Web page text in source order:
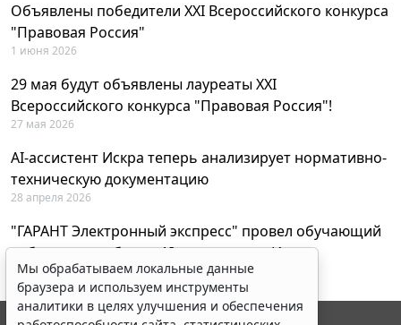
Объявлены победители XXI Всероссийского конкурса
"Правовая Россия"
1 июня 2026
29 мая будут объявлены лауреаты XXI
Всероссийского конкурса "Правовая Россия"!
27 мая 2026
AI-ассистент Искра теперь анализирует нормативно-
техническую документацию
28 апреля 2026
"ГАРАНТ Электронный экспресс" провел обучающий
вебинар по работе с AI-ассистентом Искра
23 апреля 2026
Мы обрабатываем локальные данные
браузера и используем инструменты
аналитики в целях улучшения и обеспечения